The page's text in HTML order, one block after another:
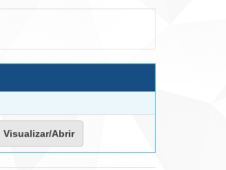
Visualizar/Abrir